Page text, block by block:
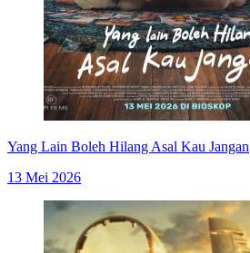
Yang Lain Boleh Hilang Asal Kau Jangan
13 Mei 2026